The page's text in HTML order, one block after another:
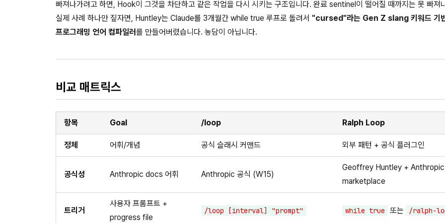
빠져나가려고 하면, Hook이 그것을 차단하고 같은 작업을 다시 시키는 구조입니다. 완료 sentinel이 떨어질 때까지는 못 빠져
실제 사례 하나만 짚자면, Huntley는 Claude를 3개월간 while true 루프로 돌려서 "cursed"라는 Gen Z slang 키워드 기
프로그래밍 언어 컴파일러를 만들어버렸습니다. 농담이 아닙니다.
비교 매트릭스
항목 Goal /loop Ralph Loop
정체 어휘/개념 공식 슬래시 커맨드 외부 패턴 + 공식 플러그인
공식성 Anthropic docs 어휘 Anthropic 공식 (W15)
Geoffrey Huntley + Anthropic
marketplace
트리거
사용자 프롬프트 +
progress file
/loop [interval] "prompt" while true 또는 /ralph-